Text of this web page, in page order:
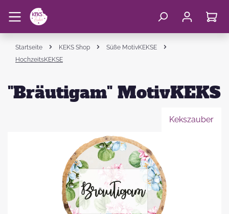
Startseite KEKS Shop
Süße MotivKEKSE
HochzeitsKEKSE
"Bräutigam" MotivKEKS
Kekszauber